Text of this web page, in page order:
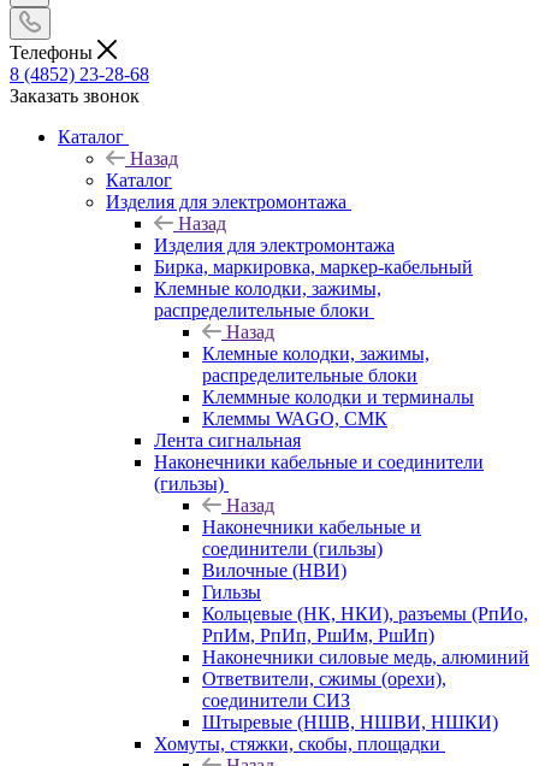
Телефоны
8 (4852) 23-28-68
Заказать звонок
Каталог
Назад
Каталог
Изделия для электромонтажа
Назад
Изделия для электромонтажа
Бирка, маркировка, маркер-кабельный
Клемные колодки, зажимы,
распределительные блоки
Назад
Клемные колодки, зажимы,
распределительные блоки
Клеммные колодки и терминалы
Клеммы WAGO, СМК
Лента сигнальная
Наконечники кабельные и соединители
(гильзы)
Назад
Наконечники кабельные и
соединители (гильзы)
Вилочные (НВИ)
Гильзы
Кольцевые (НК, НКИ), разъемы (РпИо,
РпИм, РпИп, РшИм, РшИп)
Наконечники силовые медь, алюминий
Ответвители, сжимы (орехи),
соединители СИЗ
Штыревые (НШВ, НШВИ, НШКИ)
Хомуты, стяжки, скобы, площадки